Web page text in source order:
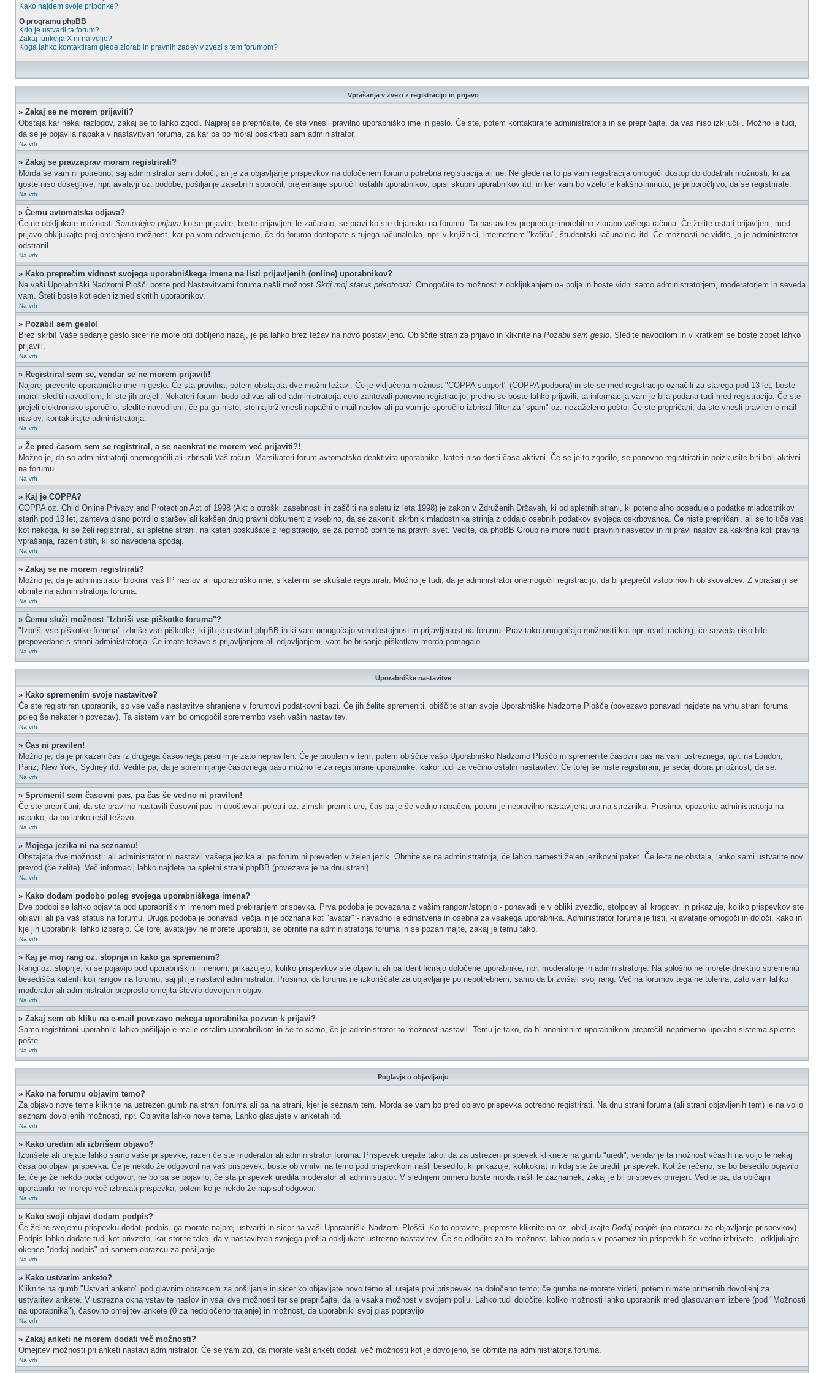
Kako najdem svoje priponke?
O programu phpBB
Kdo je ustvaril ta forum?
Zakaj funkcija X ni na voljo?
Koga lahko kontaktiram glede zlorab in pravnih zadev v zvezi s tem forumom?
Vprašanja v zvezi z registracijo in prijavo
» Zakaj se ne morem prijaviti?
Obstaja kar nekaj razlogov, zakaj se to lahko zgodi. Najprej se prepričajte, če ste vnesli pravilno uporabniško ime in geslo. Če ste, potem kontaktirajte administratorja in se prepričajte, da vas niso izključili. Možno je tudi,
da se je pojavila napaka v nastavitvah foruma, za kar pa bo moral poskrbeti sam administrator.
Na vrh
» Zakaj se pravzaprav moram registrirati?
Morda se vam ni potrebno, saj administrator sam določi, ali je za objavljanje prispevkov na določenem forumu potrebna registracija ali ne. Ne glede na to pa vam registracija omogoči dostop do dodatnih možnosti, ki za
goste niso dosegljive, npr. avatarji oz. podobe, pošiljanje zasebnih sporočil, prejemanje sporočil ostalih uporabnikov, opisi skupin uporabnikov itd. in ker vam bo vzelo le kakšno minuto, je priporočljivo, da se registrirate.
Na vrh
» Čemu avtomatska odjava?
Če ne obkljukate možnosti Samodejna prijava ko se prijavite, boste prijavljeni le začasno, se pravi ko ste dejansko na forumu. Ta nastavitev preprečuje morebitno zlorabo vašega računa. Če želite ostati prijavljeni, med
prijavo obkljukajte prej omenjeno možnost, kar pa vam odsvetujemo, če do foruma dostopate s tujega računalnika, npr. v knjižnici, internetnem "kafiču", študentski računalnici itd. Če možnosti ne vidite, jo je administrator
odstranil.
Na vrh
» Kako preprečim vidnost svojega uporabniškega imena na listi prijavljenih (online) uporabnikov?
Na vaši Uporabniški Nadzorni Plošči boste pod Nastavitvami foruma našli možnost Skrij moj status prisotnosti. Omogočite to možnost z obkljukanjem Da polja in boste vidni samo administratorjem, moderatorjem in seveda
vam. Šteti boste kot eden izmed skritih uporabnikov.
Na vrh
» Pozabil sem geslo!
Brez skrbi! Vaše sedanje geslo sicer ne more biti dobljeno nazaj, je pa lahko brez težav na novo postavljeno. Obiščite stran za prijavo in kliknite na Pozabil sem geslo. Sledite navodilom in v kratkem se boste zopet lahko
prijavili.
Na vrh
» Registriral sem se, vendar se ne morem prijaviti!
Najprej preverite uporabniško ime in geslo. Če sta pravilna, potem obstajata dve možni težavi. Če je vključena možnost "COPPA support" (COPPA podpora) in ste se med registracijo označili za starega pod 13 let, boste
morali slediti navodilom, ki ste jih prejeli. Nekateri forumi bodo od vas ali od administratorja celo zahtevali ponovno registracijo, predno se boste lahko prijavili; ta informacija vam je bila podana tudi med registracijo. Če ste
prejeli elektronsko sporočilo, sledite navodilom, če pa ga niste, ste najbrž vnesli napačni e-mail naslov ali pa vam je sporočilo izbrisal filter za "spam" oz. nezaželeno pošto. Če ste prepričani, da ste vnesli pravilen e-mail
naslov, kontaktirajte administratorja.
Na vrh
» Že pred časom sem se registriral, a se naenkrat ne morem več prijaviti?!
Možno je, da so administratorji onemogočili ali izbrisali Vaš račun. Marsikateri forum avtomatsko deaktivira uporabnike, kateri niso dosti časa aktivni. Če se je to zgodilo, se ponovno registrirati in poizkusite biti bolj aktivni
na forumu.
Na vrh
» Kaj je COPPA?
COPPA oz. Child Online Privacy and Protection Act of 1998 (Akt o otroški zasebnosti in zaščiti na spletu iz leta 1998) je zakon v Združenih Državah, ki od spletnih strani, ki potencialno posedujejo podatke mladostnikov
starih pod 13 let, zahteva pisno potrdilo staršev ali kakšen drug pravni dokument z vsebino, da se zakoniti skrbnik mladostnika strinja z oddajo osebnih podatkov svojega oskrbovanca. Če niste prepričani, ali se to tiče vas
kot nekoga, ki se želi registrirati, ali spletne strani, na kateri poskušate z registracijo, se za pomoč obrnite na pravni svet. Vedite, da phpBB Group ne more nuditi pravnih nasvetov in ni pravi naslov za kakršna koli pravna
vprašanja, razen tistih, ki so navedena spodaj.
Na vrh
» Zakaj se ne morem registrirati?
Možno je, da je administrator blokiral vaš IP naslov ali uporabniško ime, s katerim se skušate registrirati. Možno je tudi, da je administrator onemogočil registracijo, da bi preprečil vstop novih obiskovalcev. Z vprašanji se
obrnite na administratorja foruma.
Na vrh
» Čemu služi možnost "Izbriši vse piškotke foruma"?
"Izbriši vse piškotke foruma" izbriše vse piškotke, ki jih je ustvaril phpBB in ki vam omogočajo verodostojnost in prijavljenost na forumu. Prav tako omogočajo možnosti kot npr. read tracking, če seveda niso bile
prepovedane s strani administratorja. Če imate težave s prijavljanjem ali odjavljanjem, vam bo brisanje piškotkov morda pomagalo.
Na vrh
Uporabniške nastavitve
» Kako spremenim svoje nastavitve?
Če ste registriran uporabnik, so vse vaše nastavitve shranjene v forumovi podatkovni bazi. Če jih želite spremeniti, obiščite stran svoje Uporabniške Nadzorne Plošče (povezavo ponavadi najdete na vrhu strani foruma
poleg še nekaterih povezav). Ta sistem vam bo omogočil spremembo vseh vaših nastavitev.
Na vrh
» Čas ni pravilen!
Možno je, da je prikazan čas iz drugega časovnega pasu in je zato nepravilen. Če je problem v tem, potem obiščite vašo Uporabniško Nadzorno Ploščo in spremenite časovni pas na vam ustreznega, npr. na London,
Pariz, New York, Sydney itd. Vedite pa, da je spreminjanje časovnega pasu možno le za registrirane uporabnike, kakor tudi za večino ostalih nastavitev. Če torej še niste registrirani, je sedaj dobra priložnost, da se.
Na vrh
» Spremenil sem časovni pas, pa čas še vedno ni pravilen!
Če ste prepričani, da ste pravilno nastavili časovni pas in upoštevali poletni oz. zimski premik ure, čas pa je še vedno napačen, potem je nepravilno nastavljena ura na strežniku. Prosimo, opozorite administratorja na
napako, da bo lahko rešil težavo.
Na vrh
» Mojega jezika ni na seznamu!
Obstajata dve možnosti: ali administrator ni nastavil vašega jezika ali pa forum ni preveden v želen jezik. Obrnite se na administratorja, če lahko namesti želen jezikovni paket. Če le-ta ne obstaja, lahko sami ustvarite nov
prevod (če želite). Več informacij lahko najdete na spletni strani phpBB (povezava je na dnu strani).
Na vrh
» Kako dodam podobo poleg svojega uporabniškega imena?
Dve podobi se lahko pojavita pod uporabniškim imenom med prebiranjem prispevka. Prva podoba je povezana z vašim rangom/stopnjo - ponavadi je v obliki zvezdic, stolpcev ali krogcev, in prikazuje, koliko prispevkov ste
objavili ali pa vaš status na forumu. Druga podoba je ponavadi večja in je poznana kot "avatar" - navadno je edinstvena in osebna za vsakega uporabnika. Administrator foruma je tisti, ki avatarje omogoči in določi, kako in
kje jih uporabniki lahko izberejo. Če torej avatarjev ne morete uporabiti, se obrnite na administratorja foruma in se pozanimajte, zakaj je temu tako.
Na vrh
» Kaj je moj rang oz. stopnja in kako ga spremenim?
Rangi oz. stopnje, ki se pojavijo pod uporabniškim imenom, prikazujejo, koliko prispevkov ste objavili, ali pa identificirajo določene uporabnike, npr. moderatorje in administratorje. Na splošno ne morete direktno spremeniti
besedišča katerih koli rangov na forumu, saj jih je nastavil administrator. Prosimo, da foruma ne izkoriščate za objavljanje po nepotrebnem, samo da bi zvišali svoj rang. Večina forumov tega ne tolerira, zato vam lahko
moderator ali administrator preprosto omejita število dovoljenih objav.
Na vrh
» Zakaj sem ob kliku na e-mail povezavo nekega uporabnika pozvan k prijavi?
Samo registrirani uporabniki lahko pošiljajo e-maile ostalim uporabnikom in še to samo, če je administrator to možnost nastavil. Temu je tako, da bi anonimnim uporabnikom preprečili neprimerno uporabo sistema spletne
pošte.
Na vrh
Poglavje o objavljanju
» Kako na forumu objavim temo?
Za objavo nove teme kliknite na ustrezen gumb na strani foruma ali pa na strani, kjer je seznam tem. Morda se vam bo pred objavo prispevka potrebno registrirati. Na dnu strani foruma (ali strani objavljenih tem) je na voljo
seznam dovoljenih možnosti, npr. Objavite lahko nove teme, Lahko glasujete v anketah itd.
Na vrh
» Kako uredim ali izbrišem objavo?
Izbrišete ali urejate lahko samo vaše prispevke, razen če ste moderator ali administrator foruma. Prispevek urejate tako, da za ustrezen prispevek kliknete na gumb "uredi", vendar je ta možnost včasih na voljo le nekaj
časa po objavi prispevka. Če je nekdo že odgovoril na vaš prispevek, boste ob vrnitvi na temo pod prispevkom našli besedilo, ki prikazuje, kolikokrat in kdaj ste že uredili prispevek. Kot že rečeno, se bo besedilo pojavilo
le, če je že nekdo podal odgovor, ne bo pa se pojavilo, če sta prispevek uredila moderator ali administrator. V slednjem primeru boste morda našli le zaznamek, zakaj je bil prispevek prirejen. Vedite pa, da običajni
uporabniki ne morejo več izbrisati prispevka, potem ko je nekdo že napisal odgovor.
Na vrh
» Kako svoji objavi dodam podpis?
Če želite svojemu prispevku dodati podpis, ga morate najprej ustvariti in sicer na vaši Uporabniški Nadzorni Plošči. Ko to opravite, preprosto kliknite na oz. obkljukajte Dodaj podpis (na obrazcu za objavljanje prispevkov).
Podpis lahko dodate tudi kot privzeto, kar storite tako, da v nastavitvah svojega profila obkljukate ustrezno nastavitev. Če se odločite za to možnost, lahko podpis v posameznih prispevkih še vedno izbrišete - odkljukajte
okence "dodaj podpis" pri samem obrazcu za pošiljanje.
Na vrh
» Kako ustvarim anketo?
Kliknite na gumb "Ustvari anketo" pod glavnim obrazcem za pošiljanje in sicer ko objavljate novo temo ali urejate prvi prispevek na določeno temo; če gumba ne morete videti, potem nimate primernih dovoljenj za
ustvaritev ankete. V ustrezna okna vstavite naslov in vsaj dve možnosti ter se prepričajte, da je vsaka možnost v svojem polju. Lahko tudi določite, koliko možnosti lahko uporabnik med glasovanjem izbere (pod "Možnosti
na uporabnika"), časovno omejitev ankete (0 za nedoločeno trajanje) in možnost, da uporabniki svoj glas popravijo
Na vrh
» Zakaj anketi ne morem dodati več možnosti?
Omejitev možnosti pri anketi nastavi administrator. Če se vam zdi, da morate vaši anketi dodati več možnosti kot je dovoljeno, se obrnite na administratorja foruma.
Na vrh